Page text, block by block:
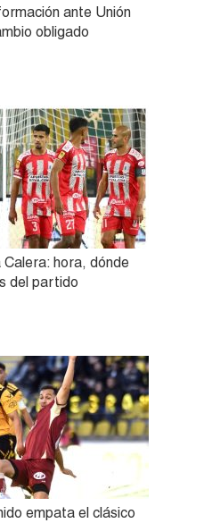
ante Unión
obligado
Calera: hora, dónde
del partido
empata el clásico